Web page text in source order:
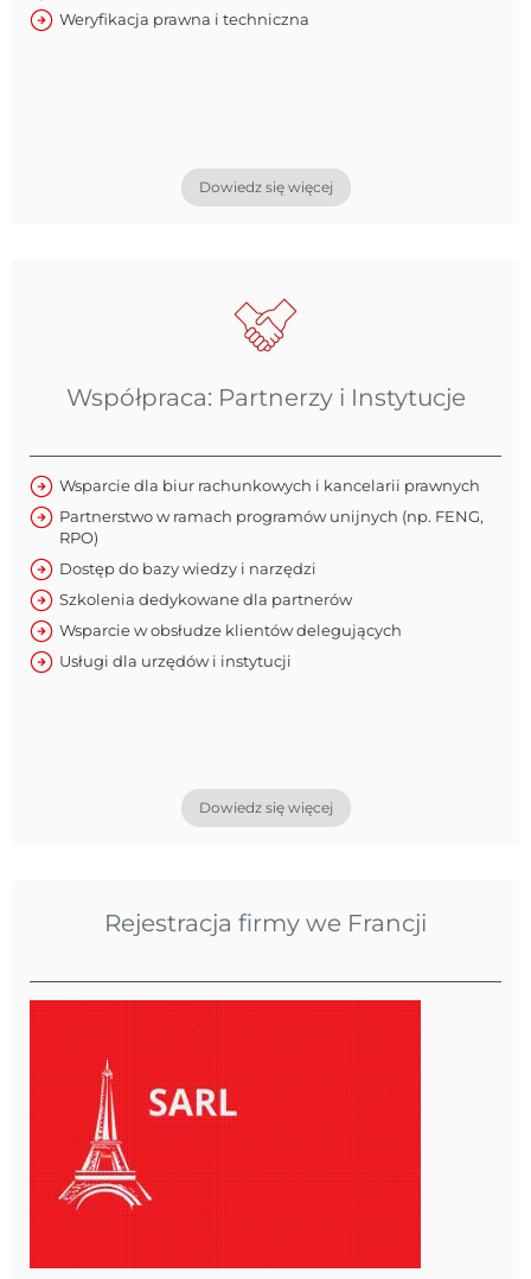
Weryfikacja prawna i techniczna
Dowiedz się więcej
Współpraca: Partnerzy i Instytucje
Wsparcie dla biur rachunkowych i kancelarii prawnych
Partnerstwo w ramach programów unijnych (np. FENG,
RPO)
Dostęp do bazy wiedzy i narzędzi
Szkolenia dedykowane dla partnerów
Wsparcie w obsłudze klientów delegujących
Usługi dla urzędów i instytucji
Dowiedz się więcej
Rejestracja firmy we Francji